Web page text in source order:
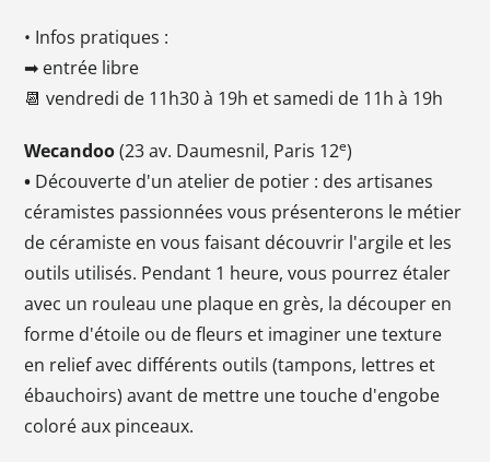
• Infos pratiques :
➡ entrée libre
📆 vendredi de 11h30 à 19h et samedi de 11h à 19h
Wecandoo(23 av. Daumesnil, Paris 12e)
• Découverte d'un atelier de potier : des artisanes
céramistes passionnées vous présenterons le métier
de céramiste en vous faisant découvrir l'argile et les
outils utilisés. Pendant 1 heure, vous pourrez étaler
avec un rouleau une plaque en grès, la découper en
forme d'étoile ou de fleurs et imaginer une texture
en relief avec différents outils (tampons, lettres et
ébauchoirs) avant de mettre une touche d'engobe
coloré aux pinceaux.